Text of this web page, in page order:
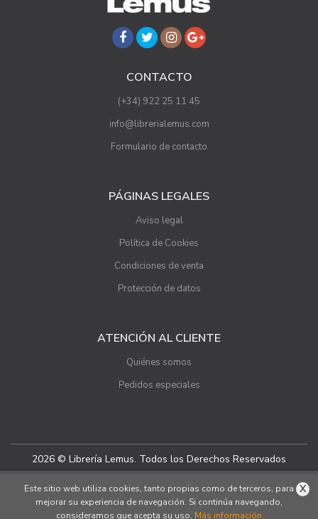
CONTACTO
(+34) 922 25 11 45
info@librerialemus.com
Formulario de contacto
PÁGINAS LEGALES
Aviso legal
Política de Cookies
Condiciones de venta
Protección de datos
ATENCIÓN AL CLIENTE
Quiénes somos
Pedidos especiales
2026 © Librería Lemus. Todos los Derechos Reservados
X
Este sitio web utiliza cookies, tanto propias como de terceros, para
mejorar su experiencia de navegación. Si continúa navegando,
consideramos que acepta su uso. Más información